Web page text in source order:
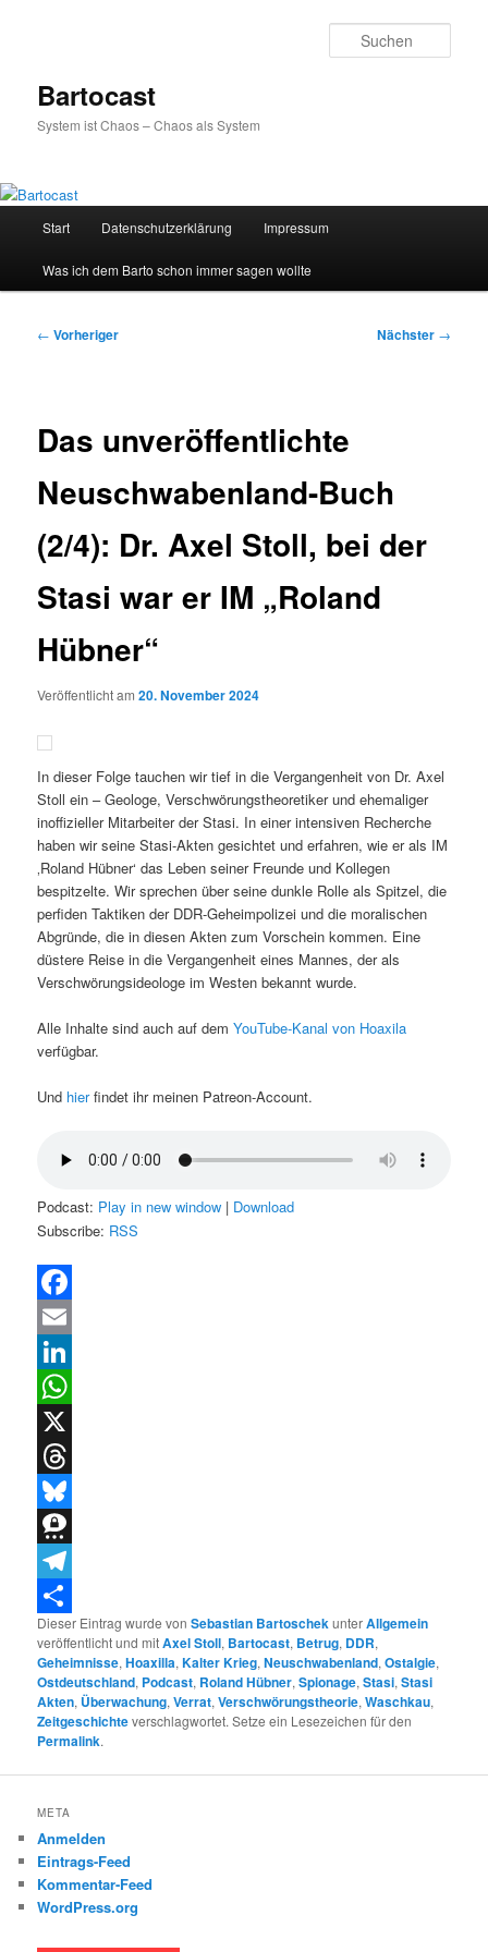
Bartocast
System ist Chaos – Chaos als System
Start Datenschutzerklärung Impressum
Was ich dem Barto schon immer sagen wollte
Beitragsnavigation
← Vorheriger Nächster →
Das unveröffentlichte
Neuschwabenland-Buch
(2/4): Dr. Axel Stoll, bei der
Stasi war er IM „Roland
Hübner“
Veröffentlicht am20. November 2024
In dieser Folge tauchen wir tief in die Vergangenheit von Dr. Axel
Stoll ein – Geologe, Verschwörungstheoretiker und ehemaliger
inoffizieller Mitarbeiter der Stasi. In einer intensiven Recherche
haben wir seine Stasi-Akten gesichtet und erfahren, wie er als IM
‚Roland Hübner‘ das Leben seiner Freunde und Kollegen
bespitzelte. Wir sprechen über seine dunkle Rolle als Spitzel, die
perfiden Taktiken der DDR-Geheimpolizei und die moralischen
Abgründe, die in diesen Akten zum Vorschein kommen. Eine
düstere Reise in die Vergangenheit eines Mannes, der als
Verschwörungsideologe im Westen bekannt wurde.
Alle Inhalte sind auch auf demYouTube-Kanal von Hoaxila
verfügbar.
Und hierfindet ihr meinen Patreon-Account.
Podcast: Play in new window | Download
Subscribe: RSS
Facebook
Email
LinkedIn
WhatsApp
X
Threads
Bluesky
Threema
Telegram
Teilen
Dieser Eintrag wurde vonSebastian BartoschekunterAllgemein
veröffentlicht und mitAxel Stoll, Bartocast, Betrug, DDR,
Geheimnisse,Hoaxilla,Kalter Krieg,Neuschwabenland,Ostalgie,
Ostdeutschland, Podcast, Roland Hübner,Spionage,Stasi,Stasi
Akten, Überwachung,Verrat,Verschwörungstheorie,Waschkau,
Zeitgeschichteverschlagwortet. Setze ein Lesezeichen für den
Permalink.
META
Anmelden
Eintrags-Feed
Kommentar-Feed
WordPress.org